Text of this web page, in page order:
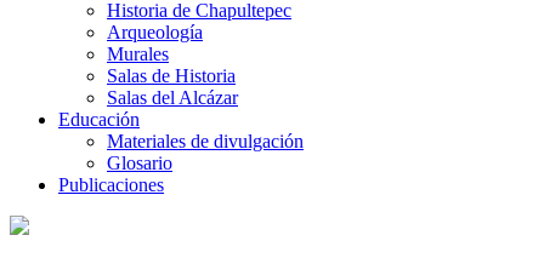
Historia de Chapultepec
Arqueología
Murales
Salas de Historia
Salas del Alcázar
Educación
Materiales de divulgación
Glosario
Publicaciones